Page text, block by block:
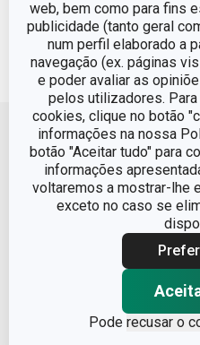
web, bem como para fins
publicidade (tanto geral
num perfil elaborado a
navegação (ex. páginas
e poder avaliar as
pelos utilizadores.
cookies, clique no botão
informações na nossa
botão "Aceitar tudo" para
informações
voltaremos a mostrar-lhe
exceto no caso se
Pode recusar o
Proteção de informações
Encomendas